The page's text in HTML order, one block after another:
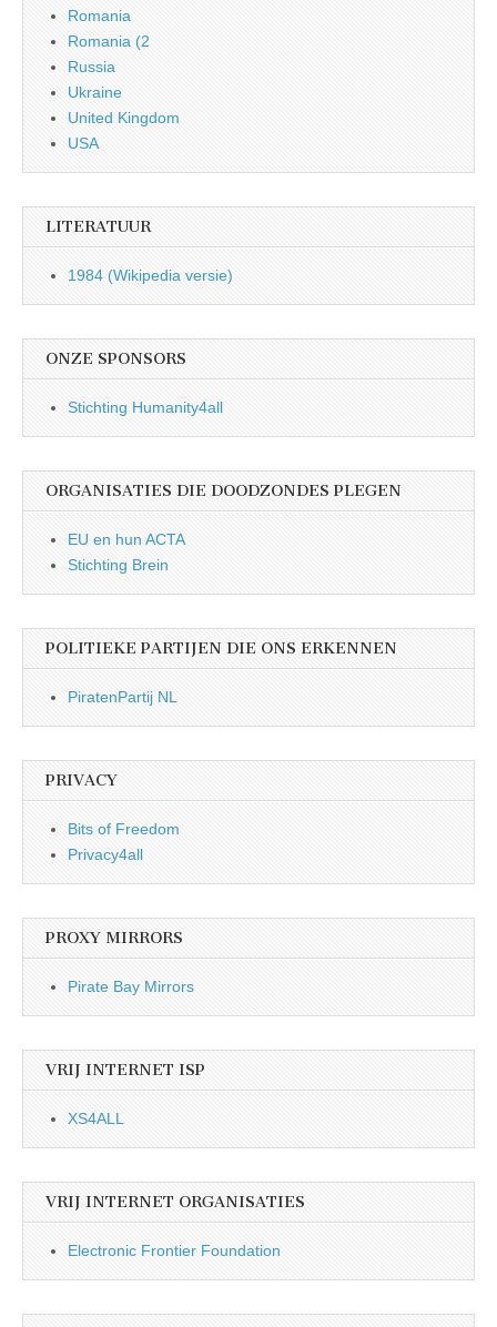
Romania
Romania (2
Russia
Ukraine
United Kingdom
USA
LITERATUUR
1984 (Wikipedia versie)
ONZE SPONSORS
Stichting Humanity4all
ORGANISATIES DIE DOODZONDES PLEGEN
EU en hun ACTA
Stichting Brein
POLITIEKE PARTIJEN DIE ONS ERKENNEN
PiratenPartij NL
PRIVACY
Bits of Freedom
Privacy4all
PROXY MIRRORS
Pirate Bay Mirrors
VRIJ INTERNET ISP
XS4ALL
VRIJ INTERNET ORGANISATIES
Electronic Frontier Foundation